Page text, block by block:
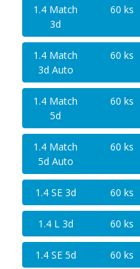
1.4 Match
3d
60 ks
1.4 Match
3d Auto
60 ks
1.4 Match
5d
60 ks
1.4 Match
5d Auto
60 ks
1.4 SE 3d 60 ks
1.4 L 3d 60 ks
1.4 SE 5d 60 ks